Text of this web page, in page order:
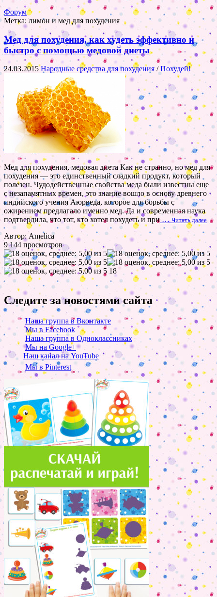
Форум
Метка:лимон и мед для похудения
Мед для похудения, как худеть эффективно и
быстро с помощью медовой диеты
24.03.2015Народные средства для похудения /Похудей!
Мед для похудения, медовая диета Как не странно, но мед для
похудения — это единственный сладкий продукт, который
полезен. Чудодейственные свойства меда были известны еще
с незапамятных времен, это знание вошло в основу древнего
индийского учения Аюрведа, которое для борьбы с
ожирением предлагало именно мед. Да и современная наука
подтвердила, что тот, кто хотел похудеть и при… Читать далее
Автор: Amelica
9 144 просмотров
18
Следите за новостями сайта
Наша группа в Вконтакте
Мы в Facebook
Наша группа в Одноклассниках
Мы на Google+
Наш канал на YouTube
Мы в Pinterest